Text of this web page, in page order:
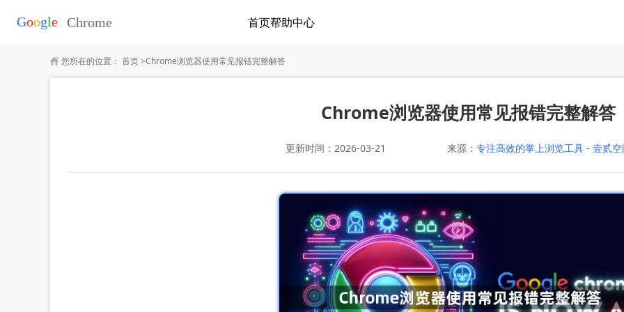
首页帮助中心
您所在的位置： 首页>Chrome浏览器使用常见报错完整解答
Chrome浏览器使用常见报错完整解答
更新时间：2026-03-21 来源： 专注高效的掌上浏览工具 - 壹贰